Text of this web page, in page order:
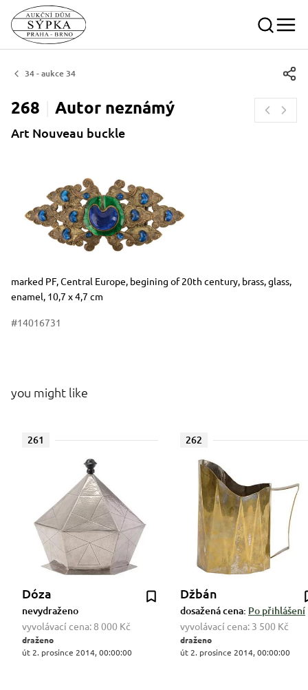
34 - aukce 34
268 Autor neznámý
Art Nouveau buckle
Dimensions
Short item description
marked PF, Central Europe, begining of 20th century, brass, glass,
enamel, 10,7 x 4,7 cm
#14016731
you might like
261
Dóza
nevydraženo
vyvolávací cena: 8 000 Kč
draženo
út 2. prosince 2014, 00:00:00
262
Džbán
dosažená cena: Po přihlášení
vyvolávací cena: 3 500 Kč
draženo
út 2. prosince 2014, 00:00:00